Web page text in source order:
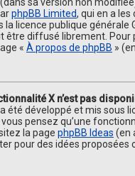
phpBB Limited, qui en a les
la licence publique générale
être diffusé librement. Pour
« À propos de phpBB »
X n’est pas
été développé et mis sous
vous pensez qu’une
la page phpBB Ideas (en
pour des idées proposées